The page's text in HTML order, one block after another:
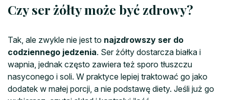
Czy ser żółty może być zdrowy?
Tak, ale zwykle nie jest to najzdrowszy ser do
codziennego jedzenia. Ser żółty dostarcza białka i
wapnia, jednak często zawiera też sporo tłuszczu
nasyconego i soli. W praktyce lepiej traktować go jako
dodatek w małej porcji, a nie podstawę diety. Jeśli już go